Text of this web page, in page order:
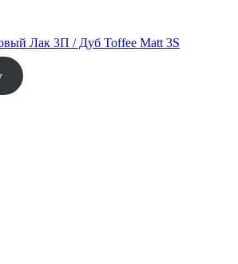
Лак 3П / Дуб Toffee Matt 3S